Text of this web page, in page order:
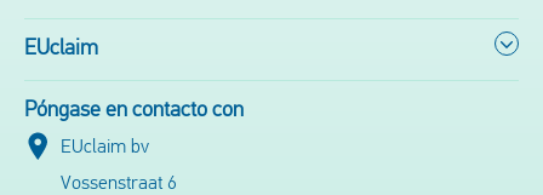
EUclaim
Póngase en contacto con
EUclaim bv
Vossenstraat 6